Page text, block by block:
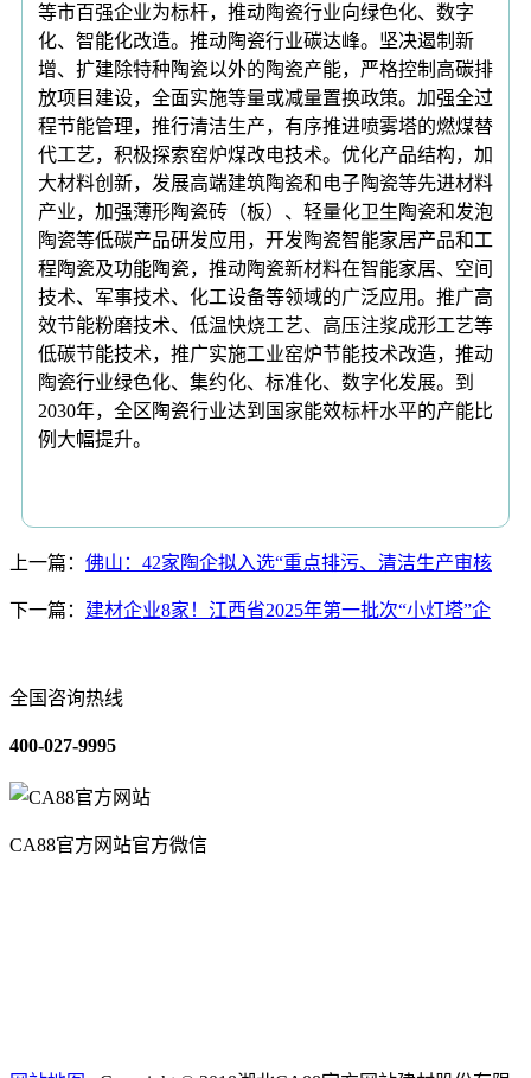
等市百强企业为标杆，推动陶瓷行业向绿色化、数字
化、智能化改造。推动陶瓷行业碳达峰。坚决遏制新
增、扩建除特种陶瓷以外的陶瓷产能，严格控制高碳排
放项目建设，全面实施等量或减量置换政策。加强全过
程节能管理，推行清洁生产，有序推进喷雾塔的燃煤替
代工艺，积极探索窑炉煤改电技术。优化产品结构，加
大材料创新，发展高端建筑陶瓷和电子陶瓷等先进材料
产业，加强薄形陶瓷砖（板）、轻量化卫生陶瓷和发泡
陶瓷等低碳产品研发应用，开发陶瓷智能家居产品和工
程陶瓷及功能陶瓷，推动陶瓷新材料在智能家居、空间
技术、军事技术、化工设备等领域的广泛应用。推广高
效节能粉磨技术、低温快烧工艺、高压注浆成形工艺等
低碳节能技术，推广实施工业窑炉节能技术改造，推动
陶瓷行业绿色化、集约化、标准化、数字化发展。到
2030年，全区陶瓷行业达到国家能效标杆水平的产能比
例大幅提升。
上一篇： 佛山：42家陶企拟入选“重点排污、清洁生产审核
下一篇： 建材企业8家！江西省2025年第一批次“小灯塔”企
全国咨询热线
400-027-9995
CA88官方网站官方微信